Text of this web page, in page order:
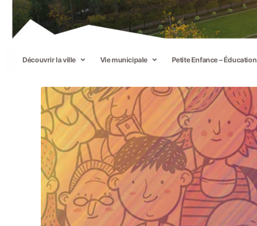
Découvrir la ville Vie municipale Petite Enfance – Éducation